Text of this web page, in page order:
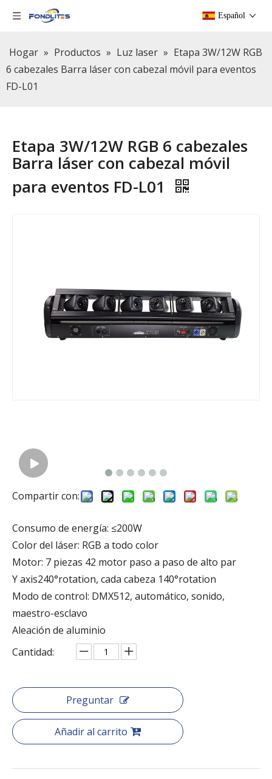
Español
Hogar » Productos » Luz laser » Etapa 3W/12W RGB
6 cabezales Barra láser con cabezal móvil para eventos
FD-L01
Etapa 3W/12W RGB 6 cabezales
Barra láser con cabezal móvil
para eventos FD-L01
Compartir con:
Consumo de energía: ≤200W
Color del láser: RGB a todo color
Motor: 7 piezas 42 motor paso a paso de alto par
Y axis240°rotation, cada cabeza 140°rotation
Modo de control: DMX512, automático, sonido,
maestro-esclavo
Aleación de aluminio
Cantidad:
Preguntar
Añadir al carrito